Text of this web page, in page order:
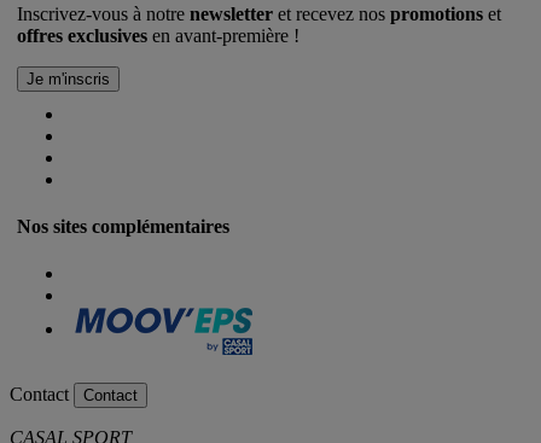
Inscrivez-vous à notre newsletter et recevez nos promotions et
offres exclusives en avant-première !
Nos sites complémentaires
Contact Contact
CASAL SPORT